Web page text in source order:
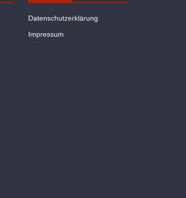
Datenschutzerklärung
Impressum